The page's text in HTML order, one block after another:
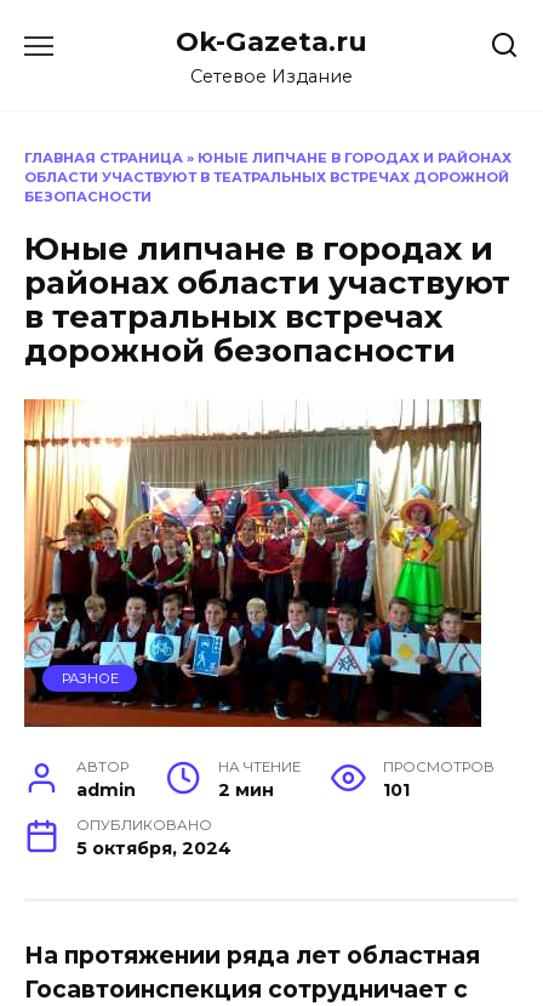
Ok-Gazeta.ru
Сетевое Издание
ГЛАВНАЯ СТРАНИЦА » ЮНЫЕ ЛИПЧАНЕ В ГОРОДАХ И РАЙОНАХ
ОБЛАСТИ УЧАСТВУЮТ В ТЕАТРАЛЬНЫХ ВСТРЕЧАХ ДОРОЖНОЙ
БЕЗОПАСНОСТИ
Юные липчане в городах и
районах области участвуют
в театральных встречах
дорожной безопасности
РАЗНОЕ
АВТОР
admin
НА ЧТЕНИЕ
2 мин
ПРОСМОТРОВ
101
ОПУБЛИКОВАНО
5 октября, 2024
На протяжении ряда лет областная
Госавтоинспекция сотрудничает с